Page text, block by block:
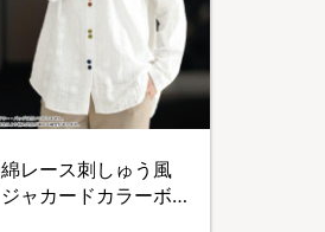
綿レース刺しゅう風
ジャカードカラーボ